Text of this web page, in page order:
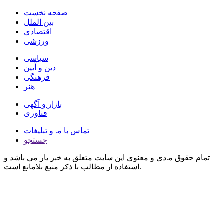
صفحه نخست
بین الملل
اقتصادی
ورزشی
سیاسی
دین و آیین
فرهنگی
هنر
بازار و آگهی
فناوری
تماس با ما و تبلیغات
جستجو
تمام حقوق مادی و معنوی این سایت متعلق به خبر یار می باشد و
استفاده از مطالب با ذکر منبع بلامانع است.